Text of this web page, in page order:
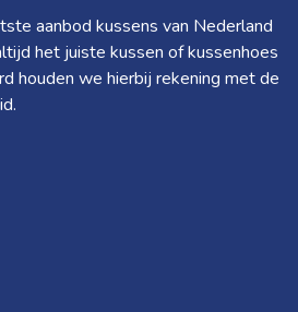
aanbod kussens van Nederland
het juiste kussen of kussenhoes
houden we hierbij rekening met de